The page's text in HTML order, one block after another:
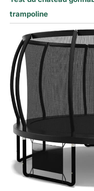
trampoline